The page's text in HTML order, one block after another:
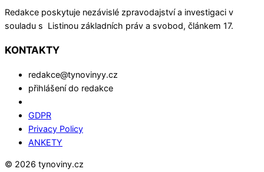
Redakce poskytuje nezávislé zpravodajství a investigaci v
souladu s Listinou základních práv a svobod, článkem 17.
KONTAKTY
redakce@tynovinyy.cz
přihlášení do redakce
GDPR
Privacy Policy
ANKETY
© 2026 tynoviny.cz